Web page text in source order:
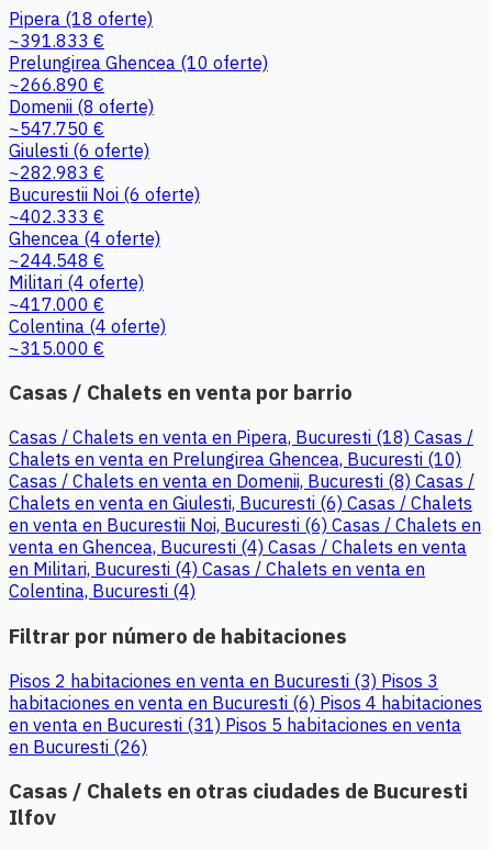
Pipera (18 oferte)
~391.833 €
Prelungirea Ghencea (10 oferte)
~266.890 €
Domenii (8 oferte)
~547.750 €
Giulesti (6 oferte)
~282.983 €
Bucurestii Noi (6 oferte)
~402.333 €
Ghencea (4 oferte)
~244.548 €
Militari (4 oferte)
~417.000 €
Colentina (4 oferte)
~315.000 €
Casas / Chalets en venta por barrio
Casas / Chalets en venta en Pipera, Bucuresti (18) Casas /
Chalets en venta en Prelungirea Ghencea, Bucuresti (10)
Casas / Chalets en venta en Domenii, Bucuresti (8) Casas /
Chalets en venta en Giulesti, Bucuresti (6) Casas / Chalets
en venta en Bucurestii Noi, Bucuresti (6) Casas / Chalets en
venta en Ghencea, Bucuresti (4) Casas / Chalets en venta
en Militari, Bucuresti (4) Casas / Chalets en venta en
Colentina, Bucuresti (4)
Filtrar por número de habitaciones
Pisos 2 habitaciones en venta en Bucuresti (3) Pisos 3
habitaciones en venta en Bucuresti (6) Pisos 4 habitaciones
en venta en Bucuresti (31) Pisos 5 habitaciones en venta
en Bucuresti (26)
Casas / Chalets en otras ciudades de Bucuresti
Ilfov